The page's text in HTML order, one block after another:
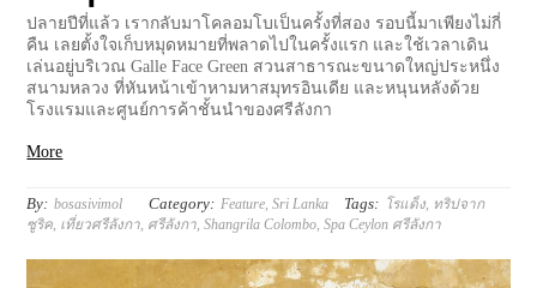
ปลายปีที่แล้ว เรากลับมาโคลอมโบเป็นครั้งที่สอง รอบนี้มาเพียงไม่กี่
คืน เลยตั้งใจเก็บหมุดหมายที่พลาดไปในครั้งแรก และใช้เวลาเดิน
เล่นอยู่บริเวณ Galle Face Green สวนสาธารณะขนาดใหญ่ประหนึ่ง
สนามหลวง ที่หันหน้าเข้าหามหาสมุทรอินเดีย และหนุนหลังด้วย
โรงแรมและศูนย์การค้าชั้นนำของศรีลังกา
More
By: bosasivimol Category: Feature,Sri Lanka Tags: โรแด็ง, ทริปจาก
ซูริค, เที่ยวศรีลังกา, ศรีลังกา,Shangrila Colombo,Spa Ceylon ศรีลังกา